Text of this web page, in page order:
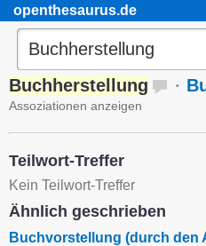
openthesaurus.de
Buchherstellung ·
Assoziationen anzeigen
Teilwort-Treffer
Kein Teilwort-Treffer
Ähnlich geschrieben
Buchvorstellung (durch den